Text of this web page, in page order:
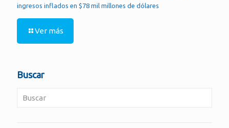
ingresos inflados en $78 mil millones de dólares
Ver más
Buscar